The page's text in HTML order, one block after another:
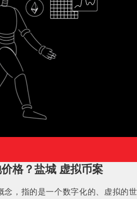
格？盐城 虚拟币案
念，指的是一个数字化的、虚拟的世